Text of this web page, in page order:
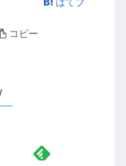
コピー